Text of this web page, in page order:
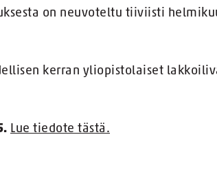
on neuvoteltu tiiviisti
kerran yliopistolaiset
Lue tiedote tästä.